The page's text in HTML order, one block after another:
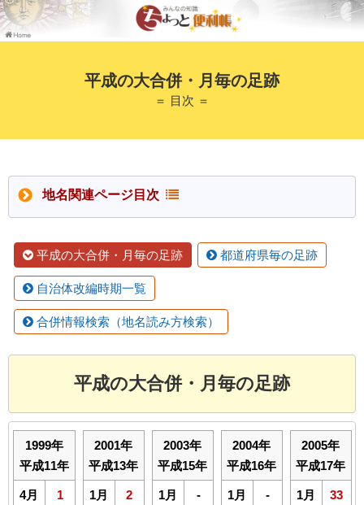
平成の大合併・月毎の足跡
＝ 目次 ＝
地名関連ページ目次
平成の大合併・月毎の足跡 都道府県毎の足跡
自治体改編時期一覧
合併情報検索（地名読み方検索）
平成の大合併・月毎の足跡
1999年
平成11年
4月 1
2001年
平成13年
1月 2
2003年
平成15年
1月 -
2004年
平成16年
1月 -
2005年
平成17年
1月 33